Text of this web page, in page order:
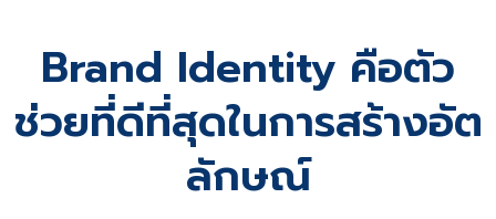
Brand Identity คือตัว
ช่วยที่ดีที่สุดในการสร้างอัต
ลักษณ์